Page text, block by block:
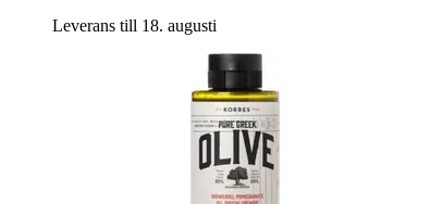
Leverans till 18. augusti